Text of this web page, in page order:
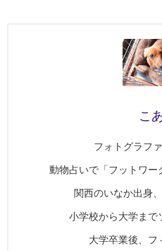
こ
フォトグラフ
動物占いで「フットワー
関西のいなか出身
小学校から大学まで
大学卒業後、フ